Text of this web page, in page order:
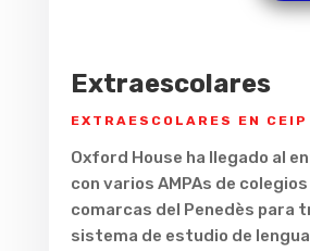
Extraescolares
EXTRAESCOLARES EN
Oxford House ha llegado al
con varios AMPAs de
comarcas del Penedès para
sistema de estudio de